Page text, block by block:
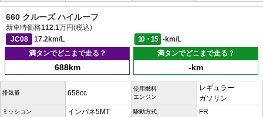
660 クルーズ ハイルーフ
新車時価格112.1万円(税込)
JC08
17.2km/L 10・15
-km/L
満タンでどこまで走る？
688km
満タンでどこまで走る？
-km
排気量 658cc
使用燃料
エンジン
レギュラー
ガソリン
ミッション インパネ5MT 駆動方式 FR